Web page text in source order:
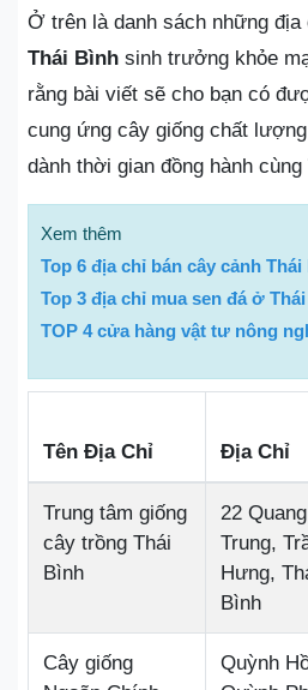
Ở trên là danh sách những địa
Thái Bình sinh trưởng khỏe
rằng bài viết sẽ cho bạn có
cung ứng cây giống chất
dành thời gian đồng hành cùng
Xem thêm
Top 6 địa chỉ bán cây cảnh Thái
Top 3 địa chỉ mua sen đá ở
TOP 4 cửa hàng vật tư nông
Tên Địa Chỉ Địa Chỉ
Trung tâm giống
cây trồng Thái
Bình
22 Quang
Trung,
Hưng,
Bình
Cây giống
Quỳnh